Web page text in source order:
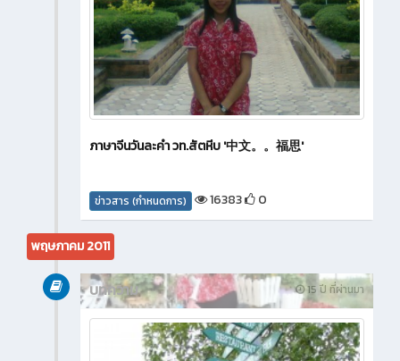
ภาษาจีนวันละคำ วท.สัตหีบ '中文。。福思'
ข่าวสาร (กำหนดการ) 16383 0
พฤษภาคม 2011
15 ปี ที่ผ่านมา
บทความ